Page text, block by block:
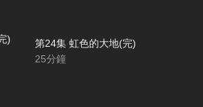
第24集 虹色的大地(完)
25分鐘